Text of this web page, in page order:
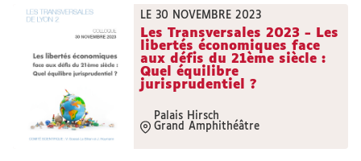
LE 30 NOVEMBRE 2023
Les Transversales 2023 - Les
libertés économiques face
aux défis du 21ème siècle :
Quel équilibre
jurisprudentiel ?
Palais Hirsch
Grand Amphithéâtre